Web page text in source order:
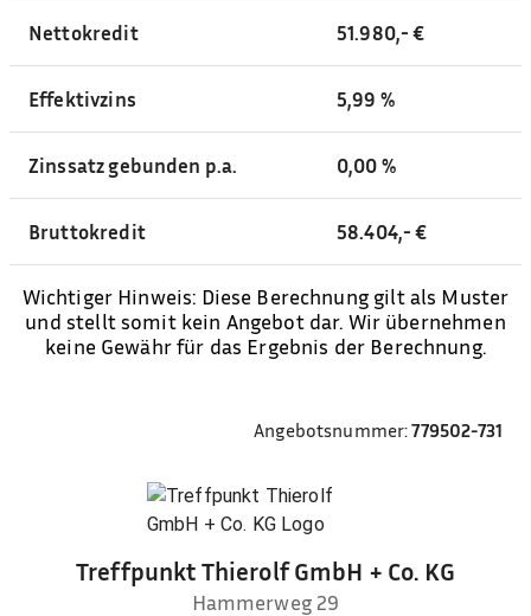
Nettokredit 51.980,- €
Effektivzins 5,99 %
Zinssatz gebunden p.a. 0,00 %
Bruttokredit 58.404,- €
Wichtiger Hinweis: Diese Berechnung gilt als Muster
und stellt somit kein Angebot dar. Wir übernehmen
keine Gewähr für das Ergebnis der Berechnung.
Angebotsnummer:779502-731
Treffpunkt Thierolf GmbH + Co. KG
Hammerweg 29